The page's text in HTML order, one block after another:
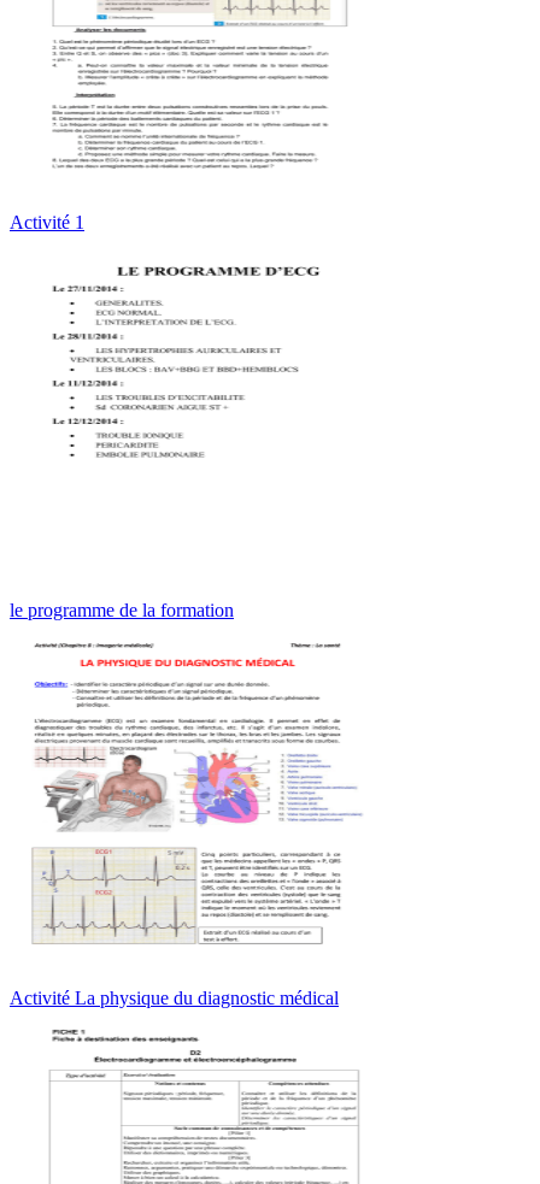
Activité 1
le programme de la formation
Activité La physique du diagnostic médical